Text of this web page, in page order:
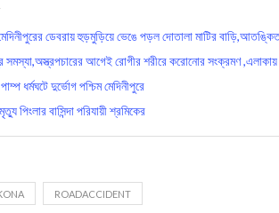
ডেবরায় হুড়মুড়িয়ে ভেঙে পড়ল দোতালা মাটির
সমস্যা,অস্ত্রপচারের আগেই রোগীর শরীরে করোনাের সংক্রমণ
ধর্মঘটে দুর্ভোগ পশ্চিম মেদিনীপুরে
পিংলার বাসিন্দা পরিযায়ী শ্রমিকের
ROADACCIDENT